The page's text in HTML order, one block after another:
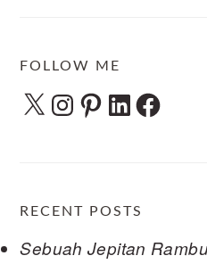
FOLLOW ME
X Instagram
Pinterest
LinkedInFacebook
RECENT POSTS
Sebuah Jepitan